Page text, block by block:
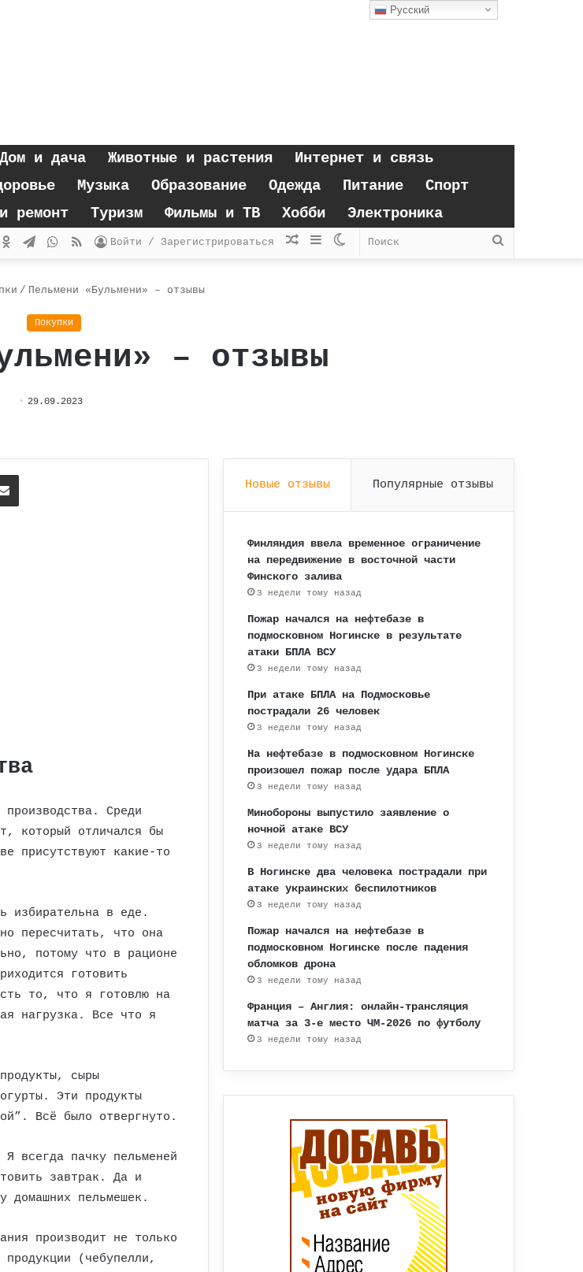
Дом и дача Животные и растения
Интернет и связь
Музыка Образование Одежда Питание
Спорт
ремонт Туризм Фильмы и ТВ Хобби Электроника
Поиск
Switch
Sidebar
Случайная
Войти / Зарегистрироваться
RSS
WhatsApp
Telegram
Одноклассники
/ Пельмени «Бульмени» – отзывы
Покупки
– отзывы
29.09.2023
Поделиться через электронную почту
Среди
который отличался бы
присутствуют какие-то
избирательна в еде.
пересчитать, что она
потому что в рационе
готовить
то, что я готовлю на
нагрузка. Все что я
сыры
Эти продукты
Всё было отвергнуто.
всегда пачку пельменей
завтрак. Да и
домашних пельмешек.
производит не только
(чебупелли,
Новые отзывы Популярные отзывы
Финляндия ввела временное ограничение
на передвижение в восточной части
Финского залива
3 недели тому назад
Пожар начался на нефтебазе в
подмосковном Ногинске в результате
атаки БПЛА ВСУ
3 недели тому назад
При атаке БПЛА на Подмосковье
пострадали 26 человек
3 недели тому назад
На нефтебазе в подмосковном Ногинске
произошел пожар после удара БПЛА
3 недели тому назад
Минобороны выпустило заявление о
ночной атаке ВСУ
3 недели тому назад
В Ногинске два человека пострадали при
атаке украинских беспилотников
3 недели тому назад
Пожар начался на нефтебазе в
подмосковном Ногинске после падения
обломков дрона
3 недели тому назад
Франция – Англия: онлайн-трансляция
матча за 3-е место ЧМ-2026 по футболу
3 недели тому назад
Русский